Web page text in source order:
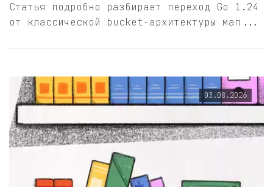
Статья подробно разбирает переход Go 1.24
от классической bucket-архитектуры мап...
03.08.2026